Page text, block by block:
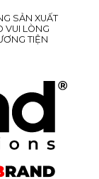
SẢN XUẤT
VUI LÒNG
TIỆN